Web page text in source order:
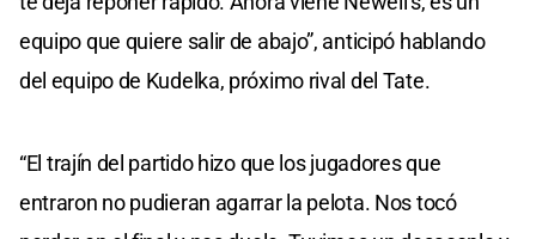
equipo que quiere salir de abajo”, anticipó hablando
del equipo de Kudelka, próximo rival del Tate.
“El trajín del partido hizo que los jugadores que
entraron no pudieran agarrar la pelota. Nos tocó